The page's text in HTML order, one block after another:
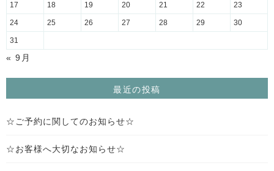
17 18 19 20 21 22 23
24 25 26 27 28 29 30
31
« 9月
最近の投稿
☆ご予約に関してのお知らせ☆
☆お客様へ大切なお知らせ☆